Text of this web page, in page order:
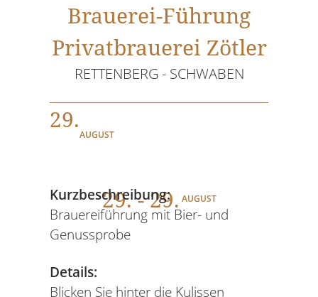
Brauerei-Führung
Privatbrauerei Zötler
RETTENBERG - SCHWABEN
29.
AUGUST
29. - 29. AUGUST
Kurzbeschreibung:
Brauereiführung mit Bier- und
Genussprobe
Details:
Blicken Sie hinter die Kulissen